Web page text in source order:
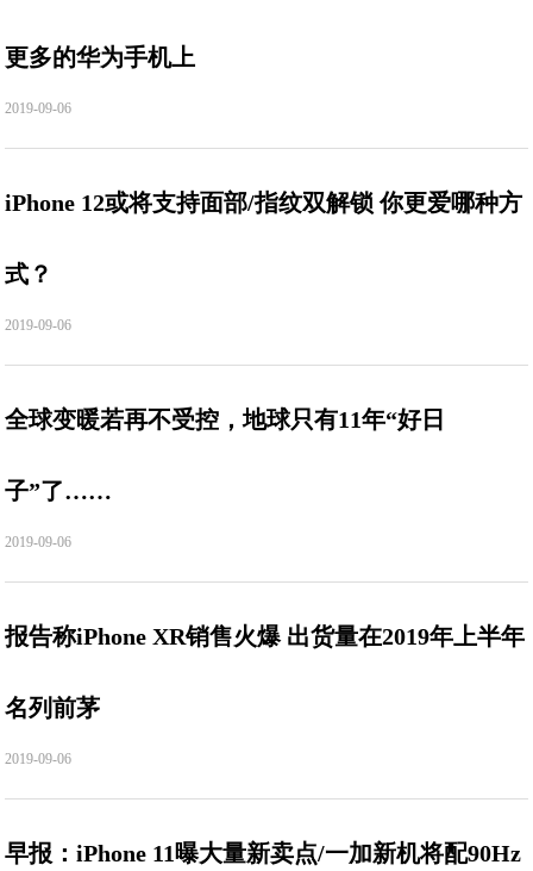
更多的华为手机上
2019-09-06
iPhone 12或将支持面部/指纹双解锁 你更爱哪种方
式？
2019-09-06
全球变暖若再不受控，地球只有11年“好日
子”了……
2019-09-06
报告称iPhone XR销售火爆 出货量在2019年上半年
名列前茅
2019-09-06
早报：iPhone 11曝大量新卖点/一加新机将配90Hz